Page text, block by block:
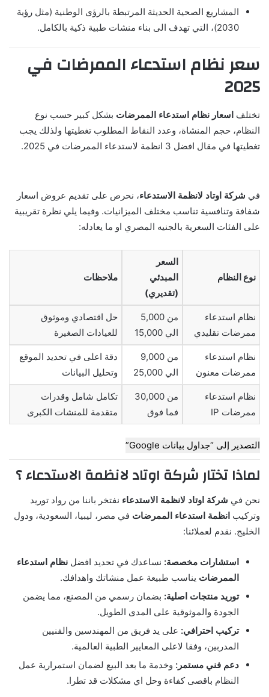
المشاريع الصحية الحديثة المرتبطة بالرؤى الوطنية (مثل رؤية
2030)، التي تهدف الى بناء منشات طبية ذكية بالكامل.
سعر نظام استدعاء الممرضات في
2025
تختلف اسعار نظام استدعاء الممرضات بشكل كبير حسب نوع
النظام، حجم المنشاة، وعدد النقاط المطلوب تغطيتها ولذلك يجب
تغطيتها في مقال افضل 3 انظمة لاستدعاء الممرضات في 2025.
في شركة اوتاد لانظمة الاستدعاء، نحرص على تقديم عروض اسعار
شفافة وتنافسية تناسب مختلف الميزانيات. وفيما يلي نظرة تقريبية
على الفئات السعرية بالجنيه المصري او ما يعادله:
نوع النظام
السعر
المبدئي
(تقديري)
ملاحظات
نظام استدعاء
ممرضات تقليدي
من 5,000
الي 15,000
حل اقتصادي وموثوق
للعيادات الصغيرة
نظام استدعاء
ممرضات معنون
من 9,000
الي 25,000
دقة اعلى في تحديد الموقع
وتحليل البيانات
نظام استدعاء
ممرضات IP
من 30,000
فما فوق
تكامل شامل وقدرات
متقدمة للمنشات الكبرى
التصدير إلى “جداول بيانات Google”
لماذا تختار شركة اوتاد لانظمة الاستدعاء ؟
نحن في شركة اوتاد لانظمة الاستدعاء نفتخر باننا من رواد توريد
وتركيب انظمة استدعاء الممرضات في مصر، ليبيا، السعودية، ودول
الخليج. نقدم لعملائنا:
استشارات مخصصة: نساعدك في تحديد افضل نظام استدعاء
الممرضات يناسب طبيعة عمل منشاتك واهدافك.
توريد منتجات اصلية: بضمان رسمي من المصنع، مما يضمن
الجودة والموثوقية على المدى الطويل.
تركيب احترافي: على يد فريق من المهندسين والفنيين
المدربين، وفقا لاعلى المعايير الطبية العالمية.
دعم فني مستمر: وخدمة ما بعد البيع لضمان استمرارية عمل
النظام باقصى كفاءة وحل اي مشكلات قد تطرا.